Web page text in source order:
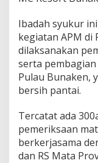
Ibadah syukur
kegiatan APM di
dilaksanakan
serta
Pulau Bunaken,
bersih pantai.
Tercatat ada
pemeriksaan
berkerjasama
dan RS Mata